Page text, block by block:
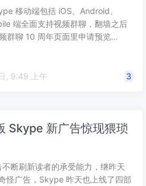
移动端包括 iOS、Android、
端全面支持视频群聊，翻墙之后
群聊 10 周年页面里申请预览…
2016 年 1 月 13 日, 9:49 上午 3
Skype 新广告惊现猥琐
断刷新读者的承受能力，继昨天
怪广告，Skype 昨天也上线了四部